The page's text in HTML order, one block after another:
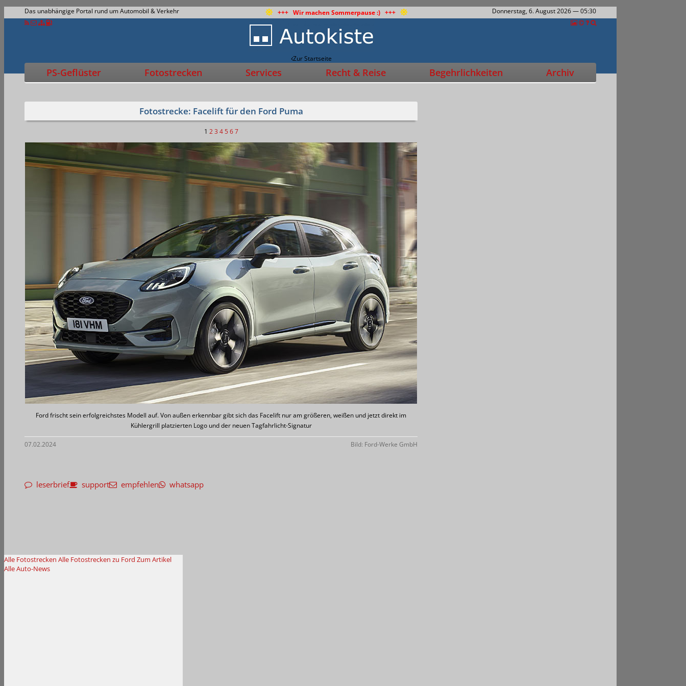
Das unabhängige Portal rund um Automobil & Verkehr +++ Wir machen Sommerpause :) +++ Donnerstag, 6. August 2026— 05:30
Zur Startseite
PS-Geflüster Fotostrecken Services Recht & Reise Begehrlichkeiten Archiv
Fotostrecke: Facelift für den Ford Puma
1 2 3 4 5 6 7
Ford frischt sein erfolgreichstes Modell auf. Von außen erkennbar gibt sich das Facelift nur am größeren, weißen und jetzt direkt im
Kühlergrill platzierten Logo und der neuen Tagfahrlicht-Signatur
07.02.2024 Bild: Ford-Werke GmbH
leserbrief support empfehlen whatsapp
Alle Fotostrecken Alle Fotostrecken zu Ford Zum Artikel
Alle Auto-News